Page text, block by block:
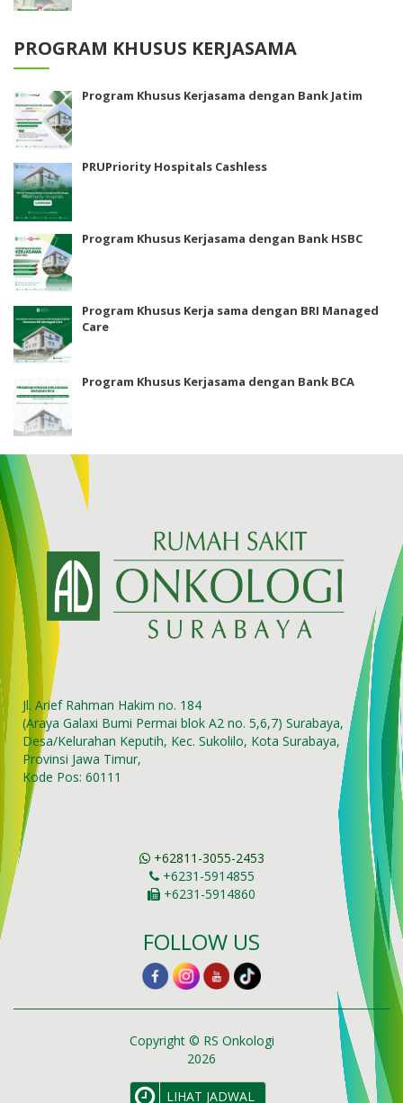
PROGRAM KHUSUS KERJASAMA
Program Khusus Kerjasama dengan Bank Jatim
PRUPriority Hospitals Cashless
Program Khusus Kerjasama dengan Bank HSBC
Program Khusus Kerja sama dengan BRI Managed
Care
Program Khusus Kerjasama dengan Bank BCA
Jl. Arief Rahman Hakim no. 184
(Araya Galaxi Bumi Permai blok A2 no. 5,6,7) Surabaya,
Desa/Kelurahan Keputih, Kec. Sukolilo, Kota Surabaya,
Provinsi Jawa Timur,
Kode Pos: 60111
+62811-3055-2453
+6231-5914855
+6231-5914860
FOLLOW US
Copyright © RS Onkologi
2026
LIHAT JADWAL